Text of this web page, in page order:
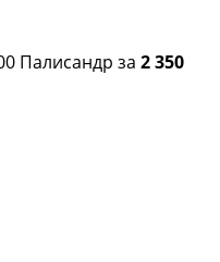
Палисандр за 2 350